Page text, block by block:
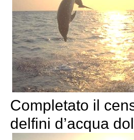
Completato il
delfini d’acqua